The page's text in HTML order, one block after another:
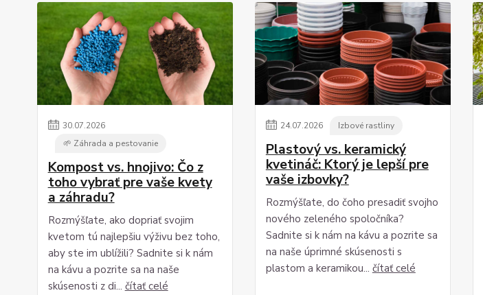
30.07.2026
🌱 Záhrada a pestovanie
Kompost vs. hnojivo: Čo z
toho vybrať pre vaše kvety
a záhradu?
Rozmýšľate, ako dopriať svojim
kvetom tú najlepšiu výživu bez toho,
aby ste im ublížili? Sadnite si k nám
na kávu a pozrite sa na naše
skúsenosti z di... čítať celé
24.07.2026 Izbové rastliny
Plastový vs. keramický
kvetináč: Ktorý je lepší pre
vaše izbovky?
Rozmýšľate, do čoho presadiť svojho
nového zeleného spoločníka?
Sadnite si k nám na kávu a pozrite sa
na naše úprimné skúsenosti s
plastom a keramikou... čítať celé